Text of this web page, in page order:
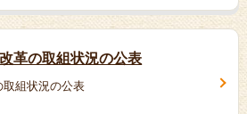
革の取組状況の公表
組状況の公表